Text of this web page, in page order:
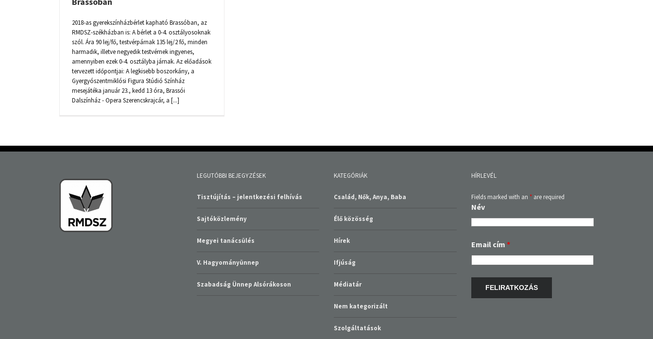
2018-as gyerekszínházbérlet kapható Brassóban, az
RMDSZ-székházban is: A bérlet a 0-4. osztályosoknak
szól. Ára 90 lej/fő, testvérpárnak 135 lej/2 fő, minden
harmadik, illetve negyedik testvérnek ingyenes,
amennyiben ezek 0-4. osztályba járnak. Az előadások
tervezett időpontjai: A legkisebb boszorkány, a
Gyergyószentmiklósi Figura Stúdió Színház
mesejátéka január 23., kedd 13 óra, Brassói
Dalszínház - Opera Szerencskrajcár, a [...]
LEGUTÓBBI BEJEGYZÉSEK
Tisztújítás – jelentkezési felhívás
Sajtóközlemény
Megyei tanácsülés
V. Hagyományünnep
Szabadság Ünnep Alsórákoson
KATEGÓRIÁK
Család, Nők, Anya, Baba
Élő közösség
Hírek
Ifjúság
Médiatár
Nem kategorizált
Szolgáltatások
HÍRLEVÉL
Fields marked with an *are required
Név
Email cím *